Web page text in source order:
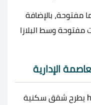
مفتوحة، بالإضافة
مفتوحة وسط البلازا
الإدارية
مشروع hava residence new capital يطرح شقق سكنية